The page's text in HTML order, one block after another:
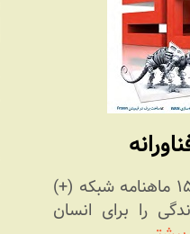
یادداشت من در شماره ۱۵۲ ماهنامه شبکه (+)
را برای انسان